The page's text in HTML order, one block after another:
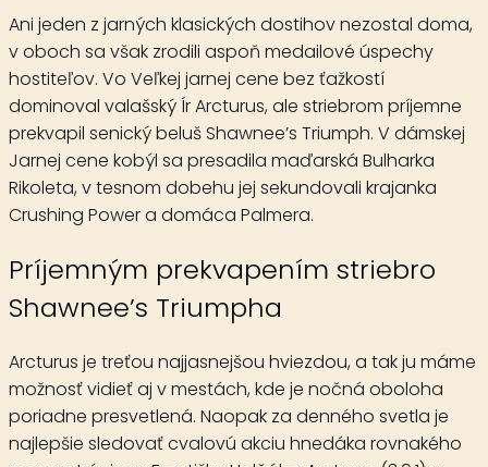
Ani jeden z jarných klasických dostihov nezostal doma,
v oboch sa však zrodili aspoň medailové úspechy
hostiteľov. Vo Veľkej jarnej cene bez ťažkostí
dominoval valašský Ír Arcturus, ale striebrom príjemne
prekvapil senický beluš Shawnee’s Triumph. V dámskej
Jarnej cene kobýl sa presadila maďarská Bulharka
Rikoleta, v tesnom dobehu jej sekundovali krajanka
Crushing Power a domáca Palmera.
Príjemným prekvapením striebro
Shawnee’s Triumpha
Arcturus je treťou najjasnejšou hviezdou, a tak ju máme
možnosť vidieť aj v mestách, kde je nočná oboloha
poriadne presvetlená. Naopak za denného svetla je
najlepšie sledovať cvalovú akciu hnedáka rovnakého